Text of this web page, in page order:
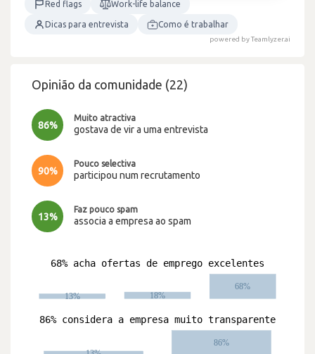
Red flags Work-life balance
Dicas para entrevista Como é trabalhar
powered by Teamlyzer.ai
Opinião da comunidade (22)
86%
Muito atractiva
gostava de vir a uma entrevista
90%
Pouco selectiva
participou num recrutamento
13%
Faz pouco spam
associa a empresa ao spam